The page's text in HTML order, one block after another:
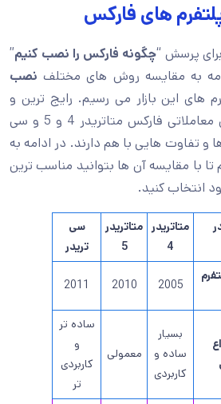
های فارکس
برای پرسش “چگونه فارکس را نصب کنیم”
به مقایسه روش های مختلف نصب
های این بازار می رسیم. رایج ترین و
محبوب ترین پلتفرم های معاملاتی فارکس متاتریدر 4 و 5 و سی
و تفاوت هایی با هم دارند. در ادامه به
با مقایسه آن ها بتوانید مناسب ترین
انتخاب کنید.
متاتریدر
4
متاتریدر
5
سی
تریدر
2005
2010
2011
بسیار
ساده و
کاربردی
معمولی
ساده تر
و
کاربردی
تر